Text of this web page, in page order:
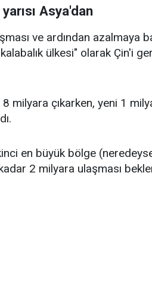
Asya'dan
ve ardından azalmaya
ülkesi" olarak Çin'i
milyara çıkarken, yeni 1
en büyük bölge
2 milyara ulaşması